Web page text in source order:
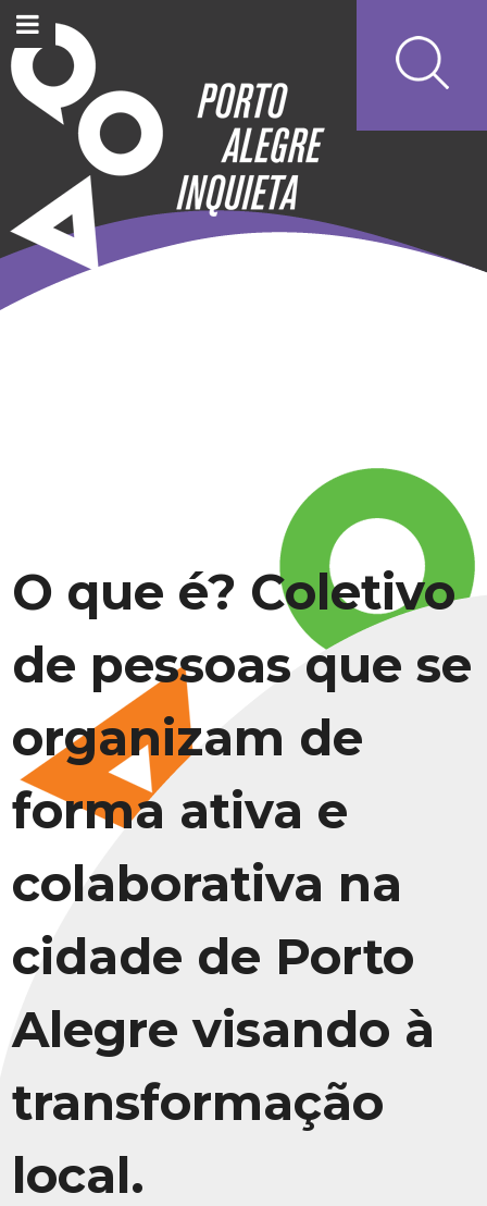
O que é? Coletivo
de pessoas que se
organizam de
forma ativa e
colaborativa na
cidade de Porto
Alegre visando à
transformação
local.